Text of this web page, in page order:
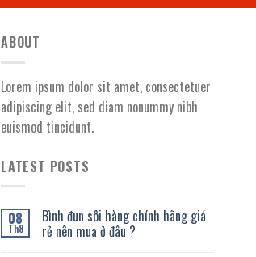
ABOUT
Lorem ipsum dolor sit amet, consectetuer
adipiscing elit, sed diam nonummy nibh
euismod tincidunt.
LATEST POSTS
08
Th8
Bình đun sôi hàng chính hãng giá
rẻ nên mua ở đâu ?